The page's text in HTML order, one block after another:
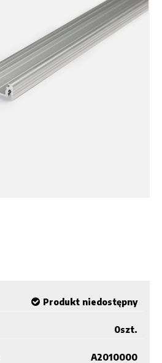
Produkt niedostępny
szt.
0
A2010000